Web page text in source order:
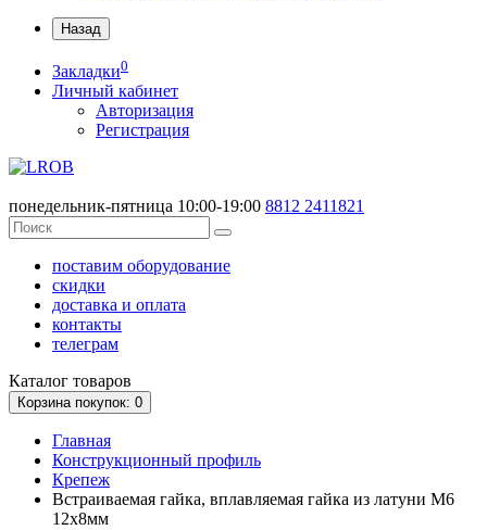
Назад
Закладки0
Личный кабинет
Авторизация
Регистрация
понедельник-пятница 10:00-19:00 8812 2411821
поставим оборудование
скидки
доставка и оплата
контакты
телеграм
Каталог товаров
Корзинапокупок: 0
Главная
Конструкционный профиль
Крепеж
Встраиваемая гайка, вплавляемая гайка из латуни М6
12х8мм